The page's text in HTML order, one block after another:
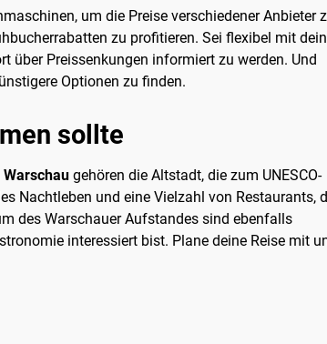
um die Preise verschiedener Anbieter
zu profitieren. Sei flexibel mit
über Preissenkungen informiert zu werden. Und
Optionen zu finden.
sollte
gehören die Altstadt, die zum UNESCO-
Nachtleben und eine Vielzahl von Restaurants,
des Warschauer Aufstandes sind ebenfalls
interessiert bist. Plane deine Reise mit